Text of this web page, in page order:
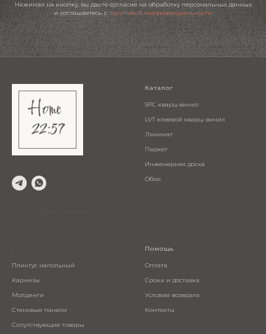
Нажимая на кнопку, вы даете согласие на обработку персональных данных
и соглашаетесь c политикой конфиденциальности
Каталог
SPC кварц-винил
LVT клеевой кварц-винил
Ламинат
Паркет
Инженерная доска
Обои
.
Плинтус напольный
Карнизы
Молдинги
Стеновые панели
Сопутствующие товары
Помощь
Оплата
Сроки и доставка
Условия возврата
Контакты